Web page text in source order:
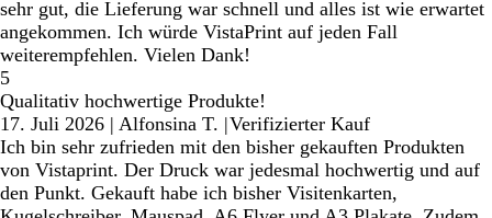
sehr gut, die Lieferung war schnell und alles ist wie erwartet
angekommen. Ich würde VistaPrint auf jeden Fall
weiterempfehlen. Vielen Dank!
5
Qualitativ hochwertige Produkte!
17. Juli 2026 | Alfonsina T. |Verifizierter Kauf
Ich bin sehr zufrieden mit den bisher gekauften Produkten
von Vistaprint. Der Druck war jedesmal hochwertig und auf
den Punkt. Gekauft habe ich bisher Visitenkarten,